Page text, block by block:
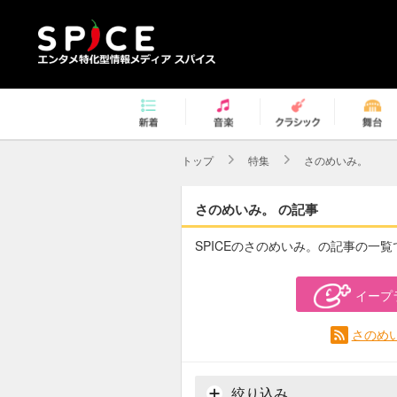
トップ 特集 さのめいみ。
さのめいみ。 の記事
SPICEのさのめいみ。の記事の一覧
イープ
さのめ